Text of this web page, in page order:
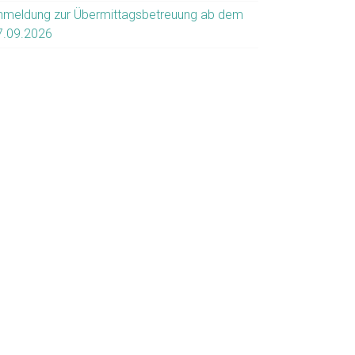
zur Übermittagsbetreuung ab dem